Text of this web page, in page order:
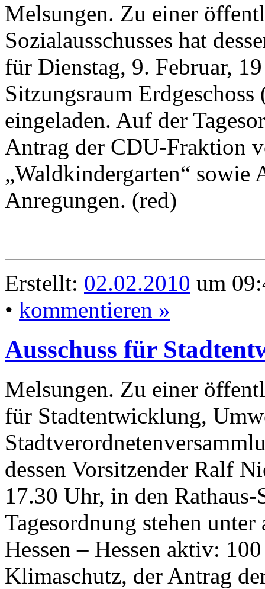
Melsungen. Zu einer
Sozialausschusses hat
für Dienstag, 9. Februar,
Sitzungsraum
eingeladen. Auf der
Antrag der CDU-Fraktion
„Waldkindergarten“ sowie
Anregungen. (red)
Erstellt: 02.02.2010 um
• kommentieren »
Ausschuss für
Melsungen. Zu einer
für Stadtentwicklung,
dessen Vorsitzender Ralf
17.30 Uhr, in den
Tagesordnung stehen
Hessen – Hessen aktiv:
Klimaschutz, der Antrag